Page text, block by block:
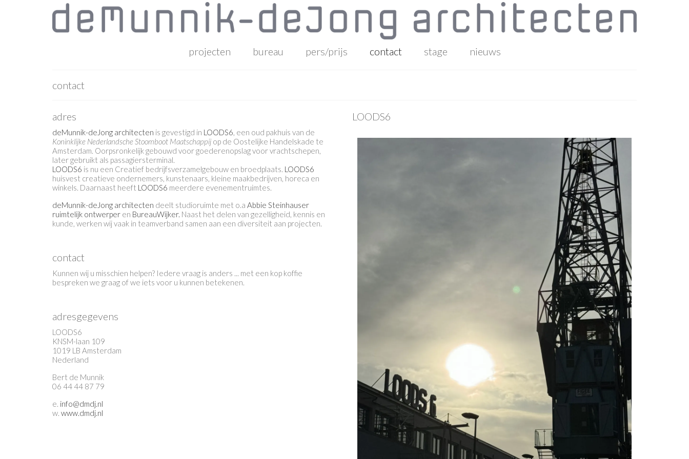
projecten bureau pers/prijs contact stage nieuws
contact
adres
deMunnik-deJong architecten is gevestigd in LOODS6, een oud pakhuis van de
Koninklijke Nederlandsche Stoomboot Maatschappij op de Oostelijke Handelskade te
Amsterdam. Oorpsronkelijk gebouwd voor goederenopslag voor vrachtschepen,
later gebruikt als passagiersterminal.
LOODS6 is nu een Creatief bedrijfsverzamelgebouw en broedplaats. LOODS6
huisvest creatieve ondernemers, kunstenaars, kleine maakbedrijven, horeca en
winkels. Daarnaast heeft LOODS6 meerdere evenementruimtes.
deMunnik-deJong architecten deelt studioruimte met o.a Abbie Steinhauser
ruimtelijk ontwerper en BureauWijker. Naast het delen van gezelligheid, kennis en
kunde, werken wij vaak in teamverband samen aan een diversiteit aan projecten.
contact
Kunnen wij u misschien helpen? Iedere vraag is anders ... met een kop koffie
bespreken we graag of we iets voor u kunnen betekenen.
adresgegevens
LOODS6
KNSM-laan 109
1019 LB Amsterdam
Nederland
Bert de Munnik
06 44 44 87 79
e. info@dmdj.nl
w. www.dmdj.nl
LOODS6